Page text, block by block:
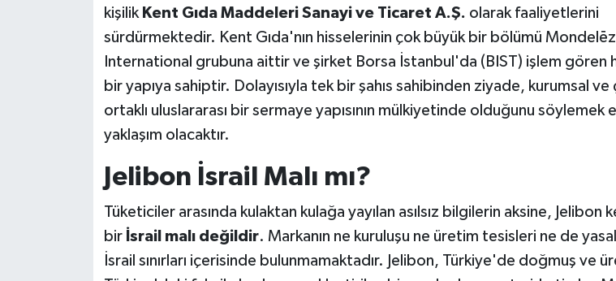
kişilik Kent Gıda Maddeleri Sanayi ve Ticaret A.Ş. olarak faaliyetlerini
sürdürmektedir. Kent Gıda'nın hisselerinin çok büyük bir bölümü Mondelēz
International grubuna aittir ve şirket Borsa İstanbul'da (BIST) işlem gören
bir yapıya sahiptir. Dolayısıyla tek bir şahıs sahibinden ziyade, kurumsal ve
ortaklı uluslararası bir sermaye yapısının mülkiyetinde olduğunu söylemek
yaklaşım olacaktır.
Jelibon İsrail Malı mı?
Tüketiciler arasında kulaktan kulağa yayılan asılsız bilgilerin aksine, Jelibon
bir İsrail malı değildir. Markanın ne kuruluşu ne üretim tesisleri ne de
İsrail sınırları içerisinde bulunmamaktadır. Jelibon, Türkiye'de doğmuş ve